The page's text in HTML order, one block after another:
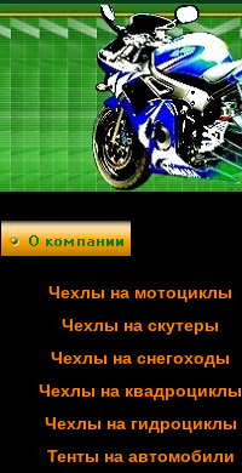
Чехлы на мотоциклы
Чехлы на скутеры
Чехлы на снегоходы
Чехлы на квадроциклы
Чехлы на гидроциклы
Тенты на автомобили